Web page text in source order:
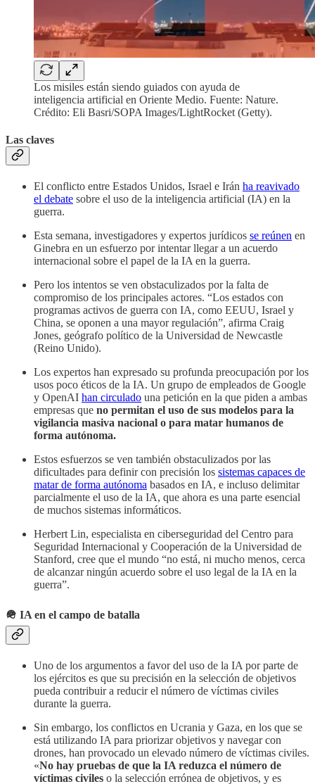
Los misiles están siendo guiados con ayuda de
inteligencia artificial en Oriente Medio. Fuente: Nature.
Crédito: Eli Basri/SOPA Images/LightRocket (Getty).
Las claves
El conflicto entre Estados Unidos, Israel e Irán ha reavivado
el debate sobre el uso de la inteligencia artificial (IA) en la
guerra.
Esta semana, investigadores y expertos jurídicos se reúnen en
Ginebra en un esfuerzo por intentar llegar a un acuerdo
internacional sobre el papel de la IA en la guerra.
Pero los intentos se ven obstaculizados por la falta de
compromiso de los principales actores. “Los estados con
programas activos de guerra con IA, como EEUU, Israel y
China, se oponen a una mayor regulación”, afirma Craig
Jones, geógrafo político de la Universidad de Newcastle
(Reino Unido).
Los expertos han expresado su profunda preocupación por los
usos poco éticos de la IA. Un grupo de empleados de Google
y OpenAI han circulado una petición en la que piden a ambas
empresas que no permitan el uso de sus modelos para la
vigilancia masiva nacional o para matar humanos de
forma autónoma.
Estos esfuerzos se ven también obstaculizados por las
dificultades para definir con precisión los sistemas capaces de
matar de forma autónoma basados en IA, e incluso delimitar
parcialmente el uso de la IA, que ahora es una parte esencial
de muchos sistemas informáticos.
Herbert Lin, especialista en ciberseguridad del Centro para
Seguridad Internacional y Cooperación de la Universidad de
Stanford, cree que el mundo “no está, ni mucho menos, cerca
de alcanzar ningún acuerdo sobre el uso legal de la IA en la
guerra”.
🪖 IA en el campo de batalla
Uno de los argumentos a favor del uso de la IA por parte de
los ejércitos es que su precisión en la selección de objetivos
pueda contribuir a reducir el número de víctimas civiles
durante la guerra.
Sin embargo, los conflictos en Ucrania y Gaza, en los que se
está utilizando IA para priorizar objetivos y navegar con
drones, han provocado un elevado número de víctimas civiles.
«No hay pruebas de que la IA reduzca el número de
víctimas civiles o la selección errónea de objetivos, y es